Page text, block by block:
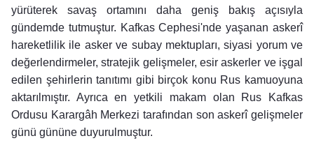
yürüterek savaş ortamını daha geniş bakış açısıyla
gündemde tutmuştur. Kafkas Cephesi'nde yaşanan askerî
hareketlilik ile asker ve subay mektupları, siyasi yorum ve
değerlendirmeler, stratejik gelişmeler, esir askerler ve işgal
edilen şehirlerin tanıtımı gibi birçok konu Rus kamuoyuna
aktarılmıştır. Ayrıca en yetkili makam olan Rus Kafkas
Ordusu Karargâh Merkezi tarafından son askerî gelişmeler
günü gününe duyurulmuştur.